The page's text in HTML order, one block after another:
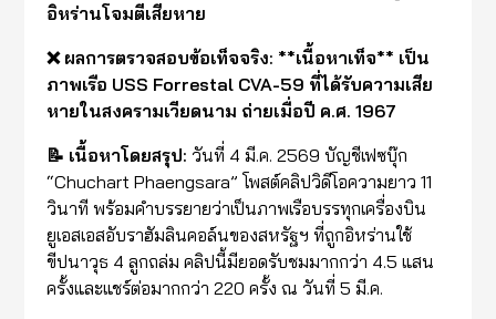
อิหร่านโจมตีเสียหาย
❌ ผลการตรวจสอบข้อเท็จจริง: **เนื้อหาเท็จ** เป็น
ภาพเรือ USS Forrestal CVA-59 ที่ได้รับความเสีย
หายในสงครามเวียดนาม ถ่ายเมื่อปี ค.ศ. 1967
📝 เนื้อหาโดยสรุป: วันที่ 4 มี.ค. 2569 บัญชีเฟซบุ๊ก
“Chuchart Phaengsara” โพสต์คลิปวิดีโอความยาว 11
วินาที พร้อมคำบรรยายว่าเป็นภาพเรือบรรทุกเครื่องบิน
ยูเอสเอสอับราฮัมลินคอล์นของสหรัฐฯ ที่ถูกอิหร่านใช้
ขีปนาวุธ 4 ลูกถล่ม คลิปนี้มียอดรับชมมากกว่า 4.5 แสน
ครั้งและแชร์ต่อมากกว่า 220 ครั้ง ณ วันที่ 5 มี.ค.